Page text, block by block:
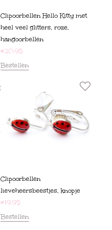
Clipoorbellen Hello Kitty met
heel veel glitters, roze,
hangoorbellen
€20,95
Bestellen
Clipoorbellen
lieveheersbeestjes, knopje
€19,95
Bestellen